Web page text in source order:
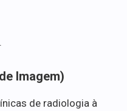
Imagem)
de radiologia à